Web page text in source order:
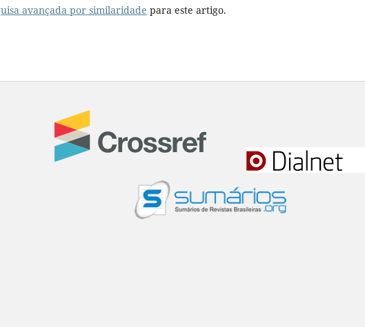
avançada por similaridade para este artigo.